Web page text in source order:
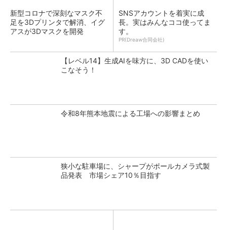
新型コロナで深刻なマスク不
足を3Dプリンタで解消、イグ
アスが3Dマスクを開発
SNSアカウントを着実に成
長。実はみんなココ使ってま
す。
PR(Dreaw合同会社)
【レベル14】生成AIを味方に、3D CADを使い
こなそう！
令和8年熊本地震による工場への影響まとめ
狭小な駐車場に、シャープがポールカメラ式製
品発表 市場シェア10％目指す